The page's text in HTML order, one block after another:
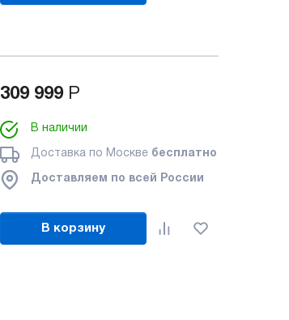
309 999 Р
В наличии
Доставка по Москве бесплатно
Доставляем по всей России
В корзину